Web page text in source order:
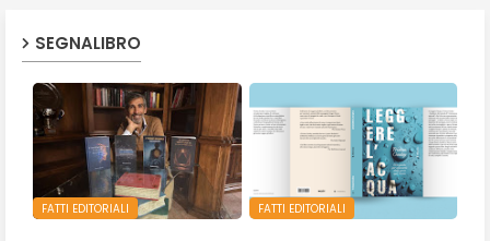
SEGNALIBRO
FATTI EDITORIALI FATTI EDITORIALI